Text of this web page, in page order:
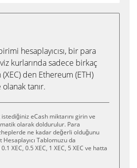
hesaplayıcısı, bir para
kurlarında sadece birkaç
(XEC) den Ethereum (ETH)
tanır.
eCash miktarını girin ve
olarak doldurulur. Para
ne kadar değerli olduğunu
Tablomuzu da
XEC, 0.5 XEC, 1 XEC, 5 XEC ve hatta